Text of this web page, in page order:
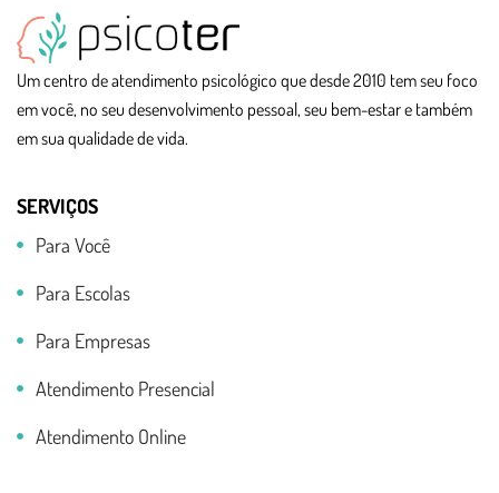
Um centro de atendimento psicológico que desde 2010 tem seu foco
em você, no seu desenvolvimento pessoal, seu bem-estar e também
em sua qualidade de vida.
SERVIÇOS
Para Você
Para Escolas
Para Empresas
Atendimento Presencial
Atendimento Online